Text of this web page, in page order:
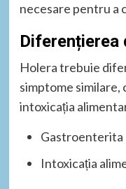
necesare pentru a
Diferențierea
Holera trebuie
simptome
intoxicația
Gastroenterita
Intoxicația